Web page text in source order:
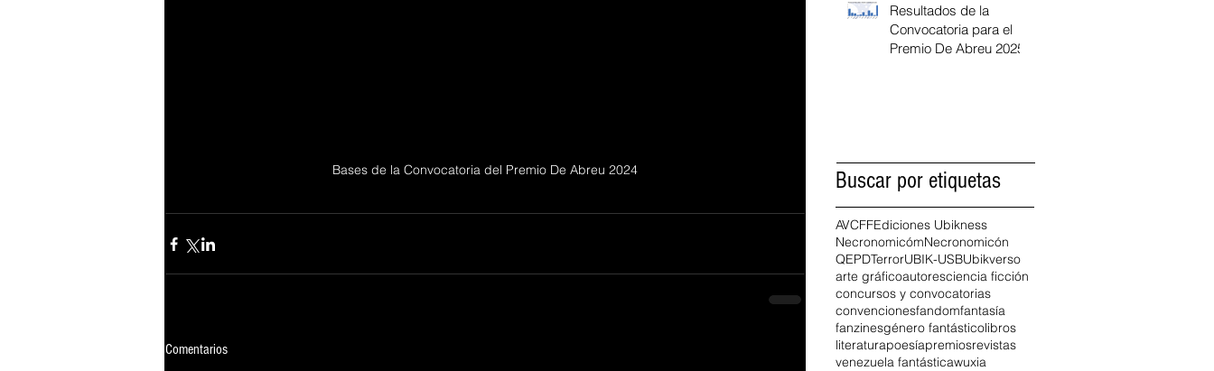
Bases de la Convocatoria del Premio De Abreu 2024
Comentarios
Resultados de la
Convocatoria para el
Premio De Abreu 2025
Buscar por etiquetas
AVCFFEdiciones Ubikness
NecronomicómNecronomicón
QEPDTerrorUBIK-USBUbikverso
arte gráficoautoresciencia ficción
concursos y convocatorias
convencionesfandomfantasía
fanzinesgénero fantásticolibros
literaturapoesíapremiosrevistas
venezuela fantásticawuxia